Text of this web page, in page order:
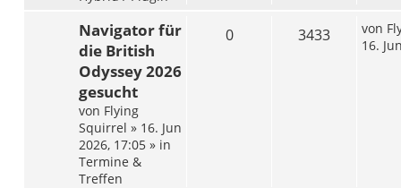
Navigator für
die British
Odyssey 2026
gesucht
von Flying
Squirrel » 16. Jun
2026, 17:05 » in
Termine &
Treffen
0 3433 von
16.